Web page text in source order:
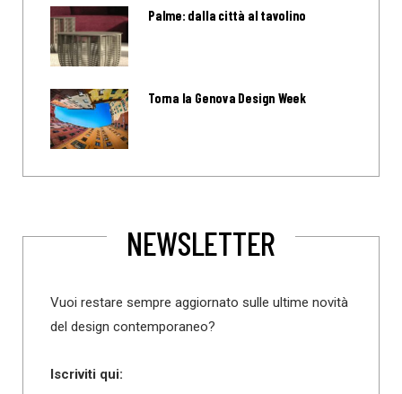
Palme: dalla città al tavolino
Torna la Genova Design Week
NEWSLETTER
Vuoi restare sempre aggiornato sulle ultime novità
del design contemporaneo?
Iscriviti qui: